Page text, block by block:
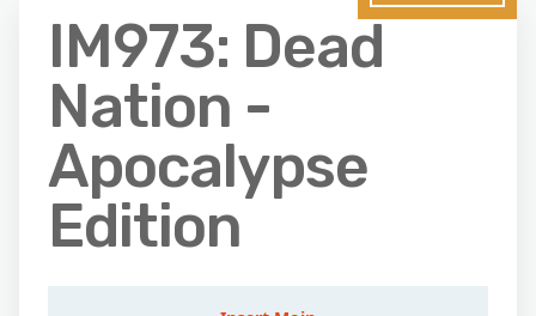
IM973: Dead
Nation -
Apocalypse
Edition